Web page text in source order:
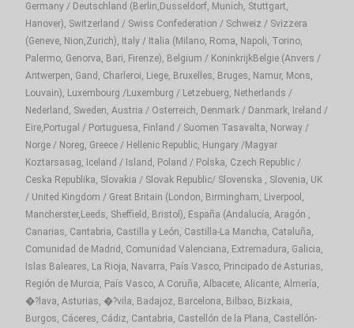
Germany / Deutschland (Berlin,Dusseldorf, Munich, Stuttgart,
Hanover), Switzerland / Swiss Confederation / Schweiz / Svizzera
(Geneve, Nion,Zurich), Italy / Italia (Milano, Roma, Napoli, Torino,
Palermo, Genorva, Bari, Firenze), Belgium / KoninkrijkBelgie (Anvers /
Antwerpen, Gand, Charleroi, Liege, Bruxelles, Bruges, Namur, Mons,
Louvain), Luxembourg /Luxemburg / Letzebuerg, Netherlands /
Nederland, Sweden, Austria / Osterreich, Denmark / Danmark, Ireland /
Eire,Portugal / Portuguesa, Finland / Suomen Tasavalta, Norway /
Norge / Noreg, Greece / Hellenic Republic, Hungary /Magyar
Koztarsasag, Iceland / Island, Poland / Polska, Czech Republic /
Ceska Republika, Slovakia / Slovak Republic/ Slovenska , Slovenia, UK
/ United Kingdom / Great Britain (London, Birmingham, Liverpool,
Mancherster,Leeds, Sheffield, Bristol), España (Andalucía, Aragón ,
Canarias, Cantabria, Castilla y León, Castilla-La Mancha, Cataluña,
Comunidad de Madrid, Comunidad Valenciana, Extremadura, Galicia,
Islas Baleares, La Rioja, Navarra, País Vasco, Principado de Asturias,
Región de Murcia, País Vasco, A Coruña, Albacete, Alicante, Almería,
�?lava, Asturias, �?vila, Badajoz, Barcelona, Bilbao, Bizkaia,
Burgos, Cáceres, Cádiz, Cantabria, Castellón de la Plana, Castellón-